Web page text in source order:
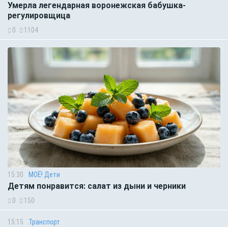
Умерла легендарная воронежская бабушка-
регулировщица
0 1104
15:30 МОЁ! Дети
Детям понравится: салат из дыни и черники
0 150
15:15 Транспорт